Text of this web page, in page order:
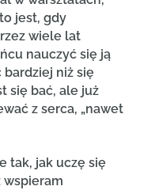
jest, gdy
wiele lat
nauczyć się ją
bardziej niż się
się bać, ale już
z serca, „nawet
tak, jak uczę się
wspieram